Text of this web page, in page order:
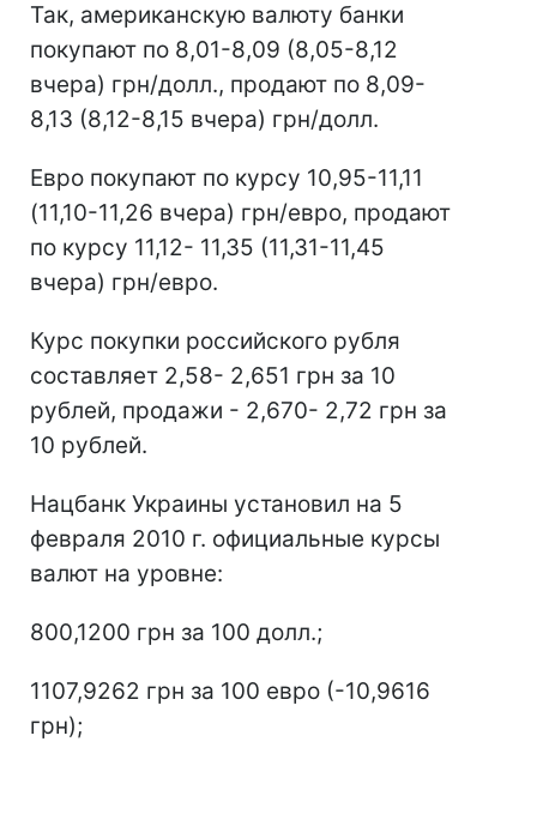
Так, американскую валюту банки
покупают по 8,01-8,09 (8,05-8,12
вчера) грн/долл., продают по 8,09-
8,13 (8,12-8,15 вчера) грн/долл.
Евро покупают по курсу 10,95-11,11
(11,10-11,26 вчера) грн/евро, продают
по курсу 11,12- 11,35 (11,31-11,45
вчера) грн/евро.
Курс покупки российского рубля
составляет 2,58- 2,651 грн за 10
рублей, продажи - 2,670- 2,72 грн за
10 рублей.
Нацбанк Украины установил на 5
февраля 2010 г. официальные курсы
валют на уровне:
800,1200 грн за 100 долл.;
1107,9262 грн за 100 евро (-10,9616
грн);